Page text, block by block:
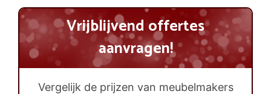
Vrijblijvend offertes
aanvragen!
Vergelijk de prijzen van meubelmakers